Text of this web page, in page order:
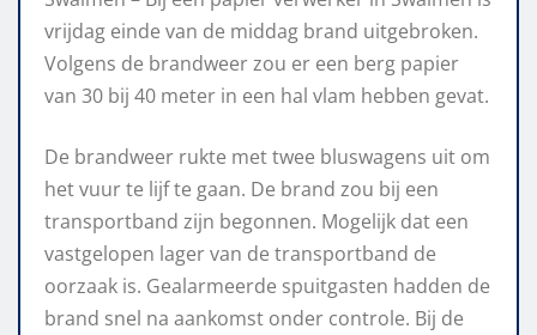
vrijdag einde van de middag brand uitgebroken.
Volgens de brandweer zou er een berg papier
van 30 bij 40 meter in een hal vlam hebben gevat.
De brandweer rukte met twee bluswagens uit om
het vuur te lijf te gaan. De brand zou bij een
transportband zijn begonnen. Mogelijk dat een
vastgelopen lager van de transportband de
oorzaak is. Gealarmeerde spuitgasten hadden de
brand snel na aankomst onder controle. Bij de